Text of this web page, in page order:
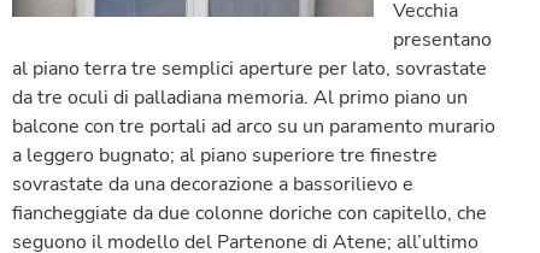
Vecchia
presentano
al piano terra tre semplici aperture per lato, sovrastate
da tre oculi di palladiana memoria. Al primo piano un
balcone con tre portali ad arco su un paramento murario
a leggero bugnato; al piano superiore tre finestre
sovrastate da una decorazione a bassorilievo e
fiancheggiate da due colonne doriche con capitello, che
seguono il modello del Partenone di Atene; all’ultimo